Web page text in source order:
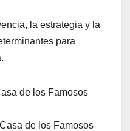
la estrategia y la
para
de los Famosos
de los Famosos